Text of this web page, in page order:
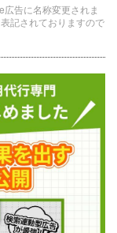
告に名称変更されま
記されておりますので